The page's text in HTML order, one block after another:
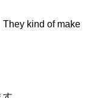
kind of make